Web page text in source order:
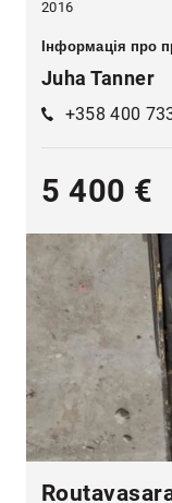
2016
Інформація про
Juha Tanner
+358 400
5 400 €